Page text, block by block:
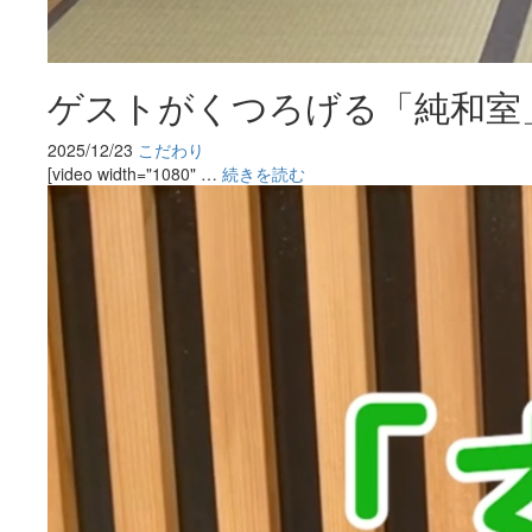
ゲストがくつろげる「純和室
2025/12/23 こだわり
[video width="1080" … 続きを読む